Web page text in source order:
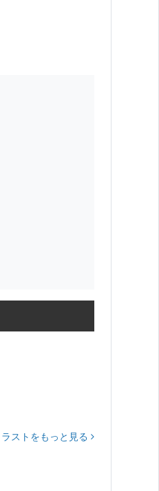
ストをもっと見る